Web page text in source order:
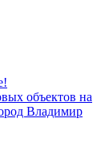
объектов на
Владимир